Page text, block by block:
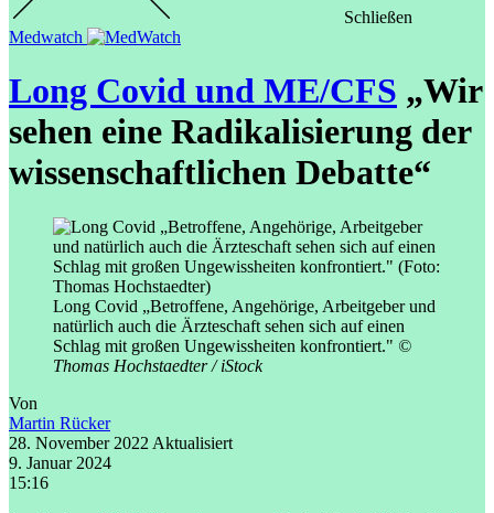
Schließen
Medwatch
Long Covid und ME/CFS „Wir
sehen eine Radikalisierung der
wissenschaftlichen Debatte“
Long Covid „Betroffene, Angehörige, Arbeitgeber und
natürlich auch die Ärzteschaft sehen sich auf einen
Schlag mit großen Ungewissheiten konfrontiert." ©
Thomas Hochstaedter / iStock
Von
Martin Rücker
28. November 2022 Aktualisiert
9. Januar 2024
15:16